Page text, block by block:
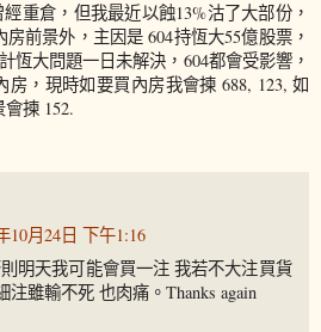
重倉，但我最近以蝕13%沽了大部份，
前景外，主因是 604持恆大55億股票，
恆大問題一日未解決，604都會受影響，
房，現時如要買內房我會揀 688, 123, 如
揀 152.
10月24日 下午1:16
明天我可能會買一注 我若不大注買貨
注雖輸不死 也肉痛。Thanks again